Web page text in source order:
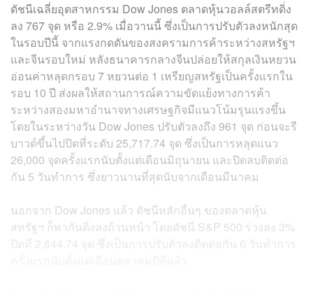
ดัชนีเฉลี่ยอุตสาหกรรม Dow Jones ตลาดหุ้นวอลล์สตรีทดิ่ง
ลง 767 จุด หรือ 2.9% เมื่อวานนี้ ซึ่งเป็นการปรับตัวลงหนักสุด
ในรอบปีนี้ จากแรงกดดันของสงครามการค้าระหว่างสหรัฐฯ
และจีนรอบใหม่ หลังธนาคารกลางจีนปล่อยให้สกุลเงินหยวน
อ่อนค่าหลุดกรอบ 7 หยวนต่อ 1 เหรียญสหรัฐเป็นครั้งแรกใน
รอบ 10 ปี ส่งผลให้สถานการณ์ความขัดแย้งทางการค้า
ระหว่างสองมหาอำนาจทางเศรษฐกิจมีแนวโน้มรุนแรงขึ้น
โดยในระหว่างวัน Dow Jones ปรับตัวลงถึง 961 จุด ก่อนจะรี
บาวด์ขึ้นไปปิดที่ระดับ 25,717.74 จุด ซึ่งเป็นการหลุดแนว
26,000 จุดครั้งแรกนับตั้งแต่เดือนมิถุนายน และปิดลบติดต่อ
กัน 5 วันทำการ ซึ่งยาวนานที่สุดนับจากเดือนมีนาคม
นอกจาก Dow Jones แล้ว ดัชนีหลักอื่นๆ ของตลาดหุ้น
สหรัฐฯ ก็พากันดิ่งลงถ้วนหน้า โดยดัชนี S&P 500 ร่วงลง 3%
ปิดที่ 2,844.74 จุด ซึ่งเป็นการปรับตัวลงติดต่อกัน 6 วันทำการ